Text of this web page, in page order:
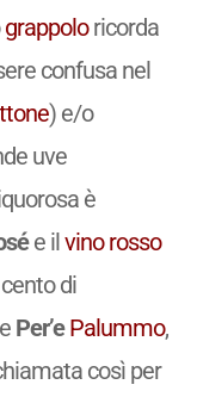
grappoloricorda
confusa nel
) e/o
uve
è
e ilvino rosso
di
Per’ePalummo,
così per